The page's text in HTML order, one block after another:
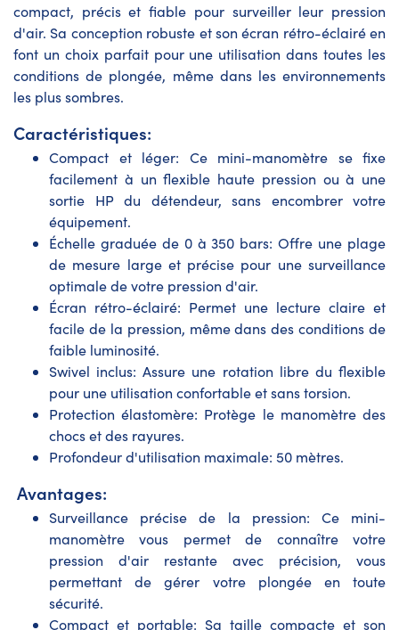
compact, précis et fiable pour surveiller leur pression
d'air. Sa conception robuste et son écran rétro-éclairé en
font un choix parfait pour une utilisation dans toutes les
conditions de plongée, même dans les environnements
les plus sombres.
Caractéristiques:
Compact et léger: Ce mini-manomètre se fixe
facilement à un flexible haute pression ou à une
sortie HP du détendeur, sans encombrer votre
équipement.
Échelle graduée de 0 à 350 bars: Offre une plage
de mesure large et précise pour une surveillance
optimale de votre pression d'air.
Écran rétro-éclairé: Permet une lecture claire et
facile de la pression, même dans des conditions de
faible luminosité.
Swivel inclus: Assure une rotation libre du flexible
pour une utilisation confortable et sans torsion.
Protection élastomère: Protège le manomètre des
chocs et des rayures.
Profondeur d'utilisation maximale: 50 mètres.
Avantages:
Surveillance précise de la pression: Ce mini-
manomètre vous permet de connaître votre
pression d'air restante avec précision, vous
permettant de gérer votre plongée en toute
sécurité.
Compact et portable: Sa taille compacte et son